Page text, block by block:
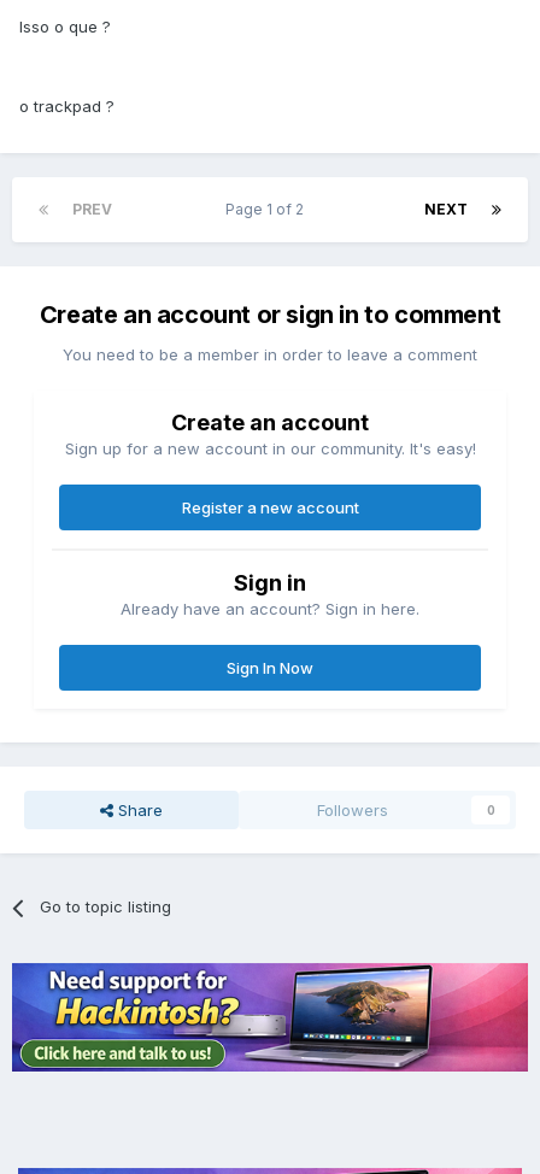
Isso o que ?
o trackpad ?
PREV NEXT
Page 1 of 2
Create an account or sign in to comment
You need to be a member in order to leave a comment
Create an account
Sign up for a new account in our community. It's easy!
Register a new account
Sign in
Already have an account? Sign in here.
Sign In Now
Share Followers 0
Go to topic listing